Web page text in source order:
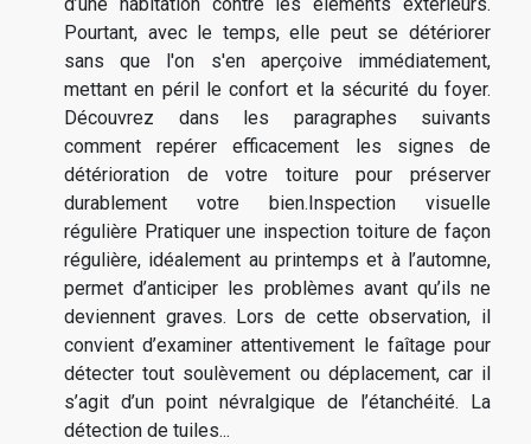
Pourtant, avec le temps, elle peut se détériorer
sans que l'on s'en aperçoive immédiatement,
mettant en péril le confort et la sécurité du foyer.
Découvrez dans les paragraphes suivants
comment repérer efficacement les signes de
détérioration de votre toiture pour préserver
durablement votre bien.Inspection visuelle
régulière Pratiquer une inspection toiture de façon
régulière, idéalement au printemps et à l’automne,
permet d’anticiper les problèmes avant qu’ils ne
deviennent graves. Lors de cette observation, il
convient d’examiner attentivement le faîtage pour
détecter tout soulèvement ou déplacement, car il
s’agit d’un point névralgique de l’étanchéité. La
détection de tuiles...